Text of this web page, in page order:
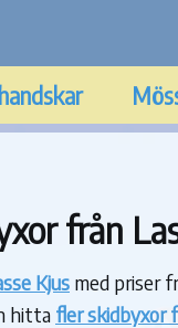
från
Kjus med priser
hitta fler skidbyxor